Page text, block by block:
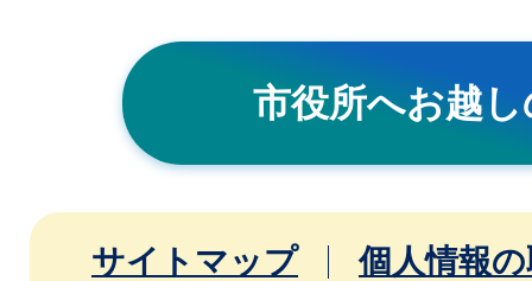
市役所へお越
サイトマップ
個人情報